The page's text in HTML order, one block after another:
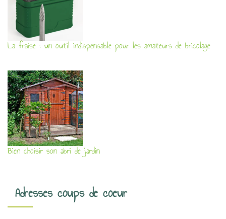
La fraise : un outil indispensable pour les amateurs de bricolage
Bien choisir son abri de jardin
Adresses coups de coeur